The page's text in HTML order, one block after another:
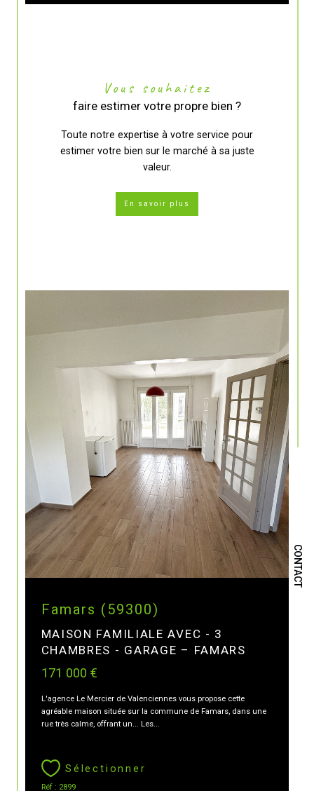
CONTACT
Vous souhaitez
faire estimer votre propre bien ?
Toute notre expertise à votre service pour
estimer votre bien sur le marché à sa juste
valeur.
En savoir plus
Famars (59300)
MAISON FAMILIALE AVEC - 3
CHAMBRES - GARAGE – FAMARS
171 000 €
L'agence Le Mercier de Valenciennes vous propose cette
agréable maison située sur la commune de Famars, dans une
rue très calme, offrant un... Les...
Sélectionner
Réf : 2899